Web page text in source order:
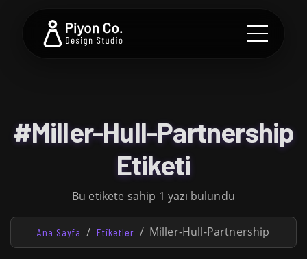
#Miller-Hull-Partnership
Etiketi
Bu etikete sahip 1 yazı bulundu
Ana Sayfa Etiketler Miller-Hull-Partnership